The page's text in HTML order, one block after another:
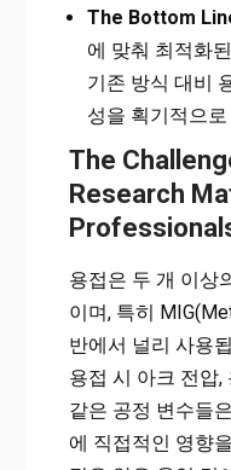
The Bottom
에 맞춰 최적화
기존 방식 대비
성을 획기적으
The
Research
용접은 두 개 이상
이며, 특히
반에서 널리 사용
용접 시 아크 전압,
같은 공정 변수들
에 직접적인 영향